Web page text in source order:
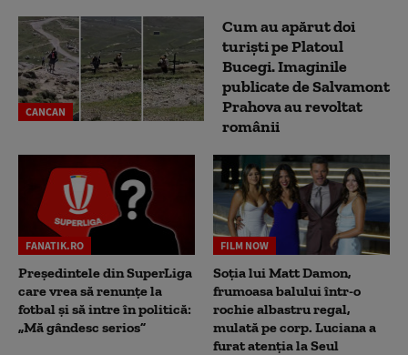
CANCAN
Cum au apărut doi
turiști pe Platoul
Bucegi. Imaginile
publicate de Salvamont
Prahova au revoltat
românii
FANATIK.RO
Președintele din SuperLiga
care vrea să renunțe la
fotbal și să intre în politică:
„Mă gândesc serios”
FILM NOW
Soția lui Matt Damon,
frumoasa balului într-o
rochie albastru regal,
mulată pe corp. Luciana a
furat atenția la Seul